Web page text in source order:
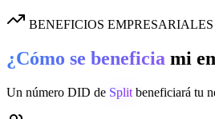
BENEFICIOS EMPRESARIALES
¿Cómo se beneficia mi
Un número DID de Split beneficiará tu